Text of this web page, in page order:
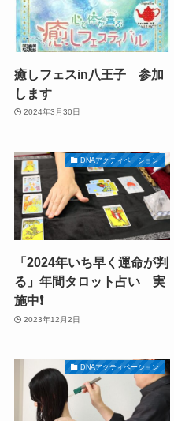
癒しフェスin八王子 参加
します
2024年3月30日
DNAアクティベーション
「2024年いち早く運命が判
る」年間タロット占い 実
施中❗️
2023年12月2日
DNAアクティベーション